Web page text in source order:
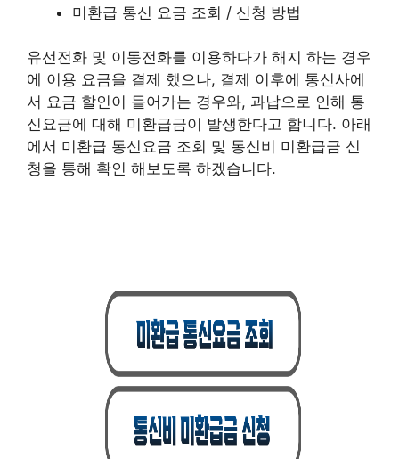
미환급 통신 요금 조회 / 신청 방법
유선전화 및 이동전화를 이용하다가 해지 하는 경우
에 이용 요금을 결제 했으나, 결제 이후에 통신사에
서 요금 할인이 들어가는 경우와, 과납으로 인해 통
신요금에 대해 미환급금이 발생한다고 합니다. 아래
에서 미환급 통신요금 조회 및 통신비 미환급금 신
청을 통해 확인 해보도록 하겠습니다.